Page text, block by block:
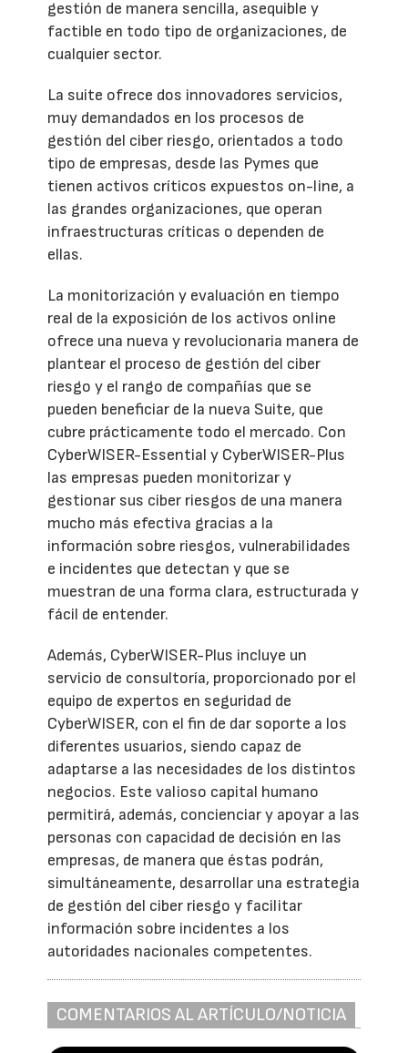
gestión de manera sencilla, asequible y
factible en todo tipo de organizaciones, de
cualquier sector.
La suite ofrece dos innovadores servicios,
muy demandados en los procesos de
gestión del ciber riesgo, orientados a todo
tipo de empresas, desde las Pymes que
tienen activos críticos expuestos on-line, a
las grandes organizaciones, que operan
infraestructuras críticas o dependen de
ellas.
La monitorización y evaluación en tiempo
real de la exposición de los activos online
ofrece una nueva y revolucionaria manera de
plantear el proceso de gestión del ciber
riesgo y el rango de compañías que se
pueden beneficiar de la nueva Suite, que
cubre prácticamente todo el mercado. Con
CyberWISER-Essential y CyberWISER-Plus
las empresas pueden monitorizar y
gestionar sus ciber riesgos de una manera
mucho más efectiva gracias a la
información sobre riesgos, vulnerabilidades
e incidentes que detectan y que se
muestran de una forma clara, estructurada y
fácil de entender.
Además, CyberWISER-Plus incluye un
servicio de consultoría, proporcionado por el
equipo de expertos en seguridad de
CyberWISER, con el fin de dar soporte a los
diferentes usuarios, siendo capaz de
adaptarse a las necesidades de los distintos
negocios. Este valioso capital humano
permitirá, además, concienciar y apoyar a las
personas con capacidad de decisión en las
empresas, de manera que éstas podrán,
simultáneamente, desarrollar una estrategia
de gestión del ciber riesgo y facilitar
información sobre incidentes a los
autoridades nacionales competentes.
COMENTARIOS AL ARTÍCULO/NOTICIA